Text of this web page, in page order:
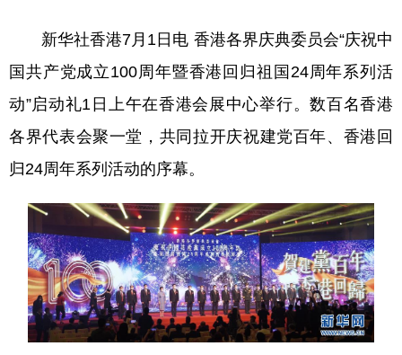
新华社香港7月1日电 香港各界庆典委员会“庆祝中
国共产党成立100周年暨香港回归祖国24周年系列活
动”启动礼1日上午在香港会展中心举行。数百名香港
各界代表会聚一堂，共同拉开庆祝建党百年、香港回
归24周年系列活动的序幕。